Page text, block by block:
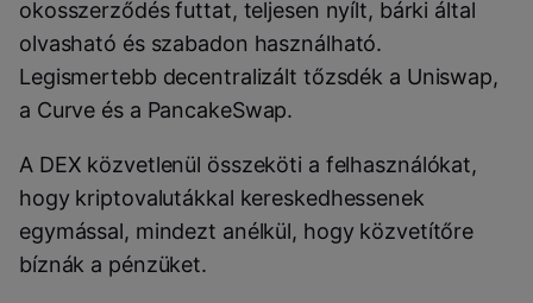
okosszerződés futtat, teljesen nyílt, bárki által
olvasható és szabadon használható.
Legismertebb decentralizált tőzsdék a Uniswap,
a Curve és a PancakeSwap.
A DEX közvetlenül összeköti a felhasználókat,
hogy kriptovalutákkal kereskedhessenek
egymással, mindezt anélkül, hogy közvetítőre
bíznák a pénzüket.